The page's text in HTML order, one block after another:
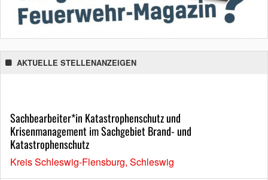
AKTUELLE STELLENANZEIGEN
Sachbearbeiter*in Katastrophenschutz und
Krisenmanagement im Sachgebiet Brand- und
Katastrophenschutz
Kreis Schleswig-Flensburg, Schleswig